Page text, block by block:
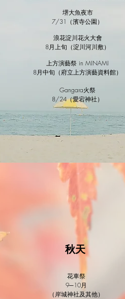
堺大魚夜市
7/31（濱寺公園）
浪花淀川花火大會
8月上旬（淀川河川敷）
上方演藝祭 in MINAMI
8月中旬（府立上方演藝資料館）
Gangara火祭
8/24（愛宕神社）
秋天
花車祭
9─10月
（岸城神社及其他）